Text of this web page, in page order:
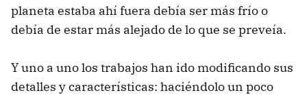
planeta estaba ahí fuera debía ser más frío o
debía de estar más alejado de lo que se preveía.
Y uno a uno los trabajos han ido modificando sus
detalles y características: haciéndolo un poco